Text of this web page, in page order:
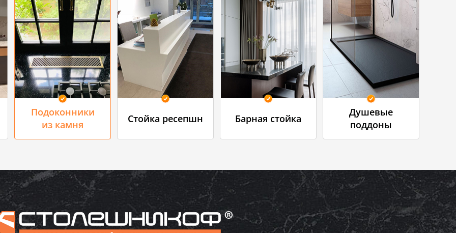
Подоконники
из камня
Стойка ресепшн Барная стойка
Душевые
поддоны